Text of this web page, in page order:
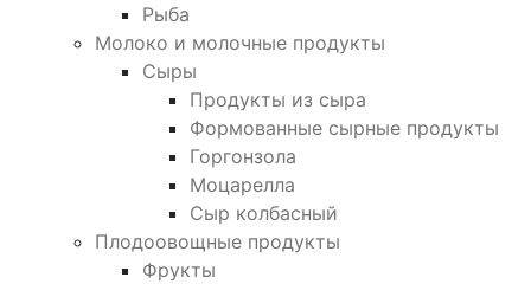
Рыба
Молоко и молочные продукты
Сыры
Продукты из сыра
Формованные сырные продукты
Горгонзола
Моцарелла
Сыр колбасный
Плодоовощные продукты
Фрукты